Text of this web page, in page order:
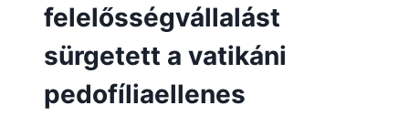
felelősségvállalást
sürgetett a vatikáni
pedofíliaellenes